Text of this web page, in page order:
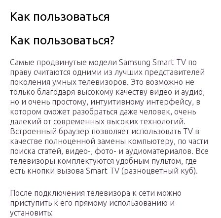
Как пользоваться
Как пользоваться?
Самые продвинутые модели Samsung Smart TV по
праву считаются одними из лучших представителей
поколения умных телевизоров. Это возможно не
только благодаря высокому качеству видео и аудио,
но и очень простому, интуитивному интерфейсу, в
котором сможет разобраться даже человек, очень
далекий от современных высоких технологий.
Встроенный браузер позволяет использовать TV в
качестве полноценной замены компьютеру, по части
поиска статей, видео-, фото- и аудиоматериалов. Все
телевизоры комплектуются удобным пультом, где
есть кнопки вызова Smart TV (разноцветный куб).
После подключения телевизора к сети можно
приступить к его прямому использованию и
установить: